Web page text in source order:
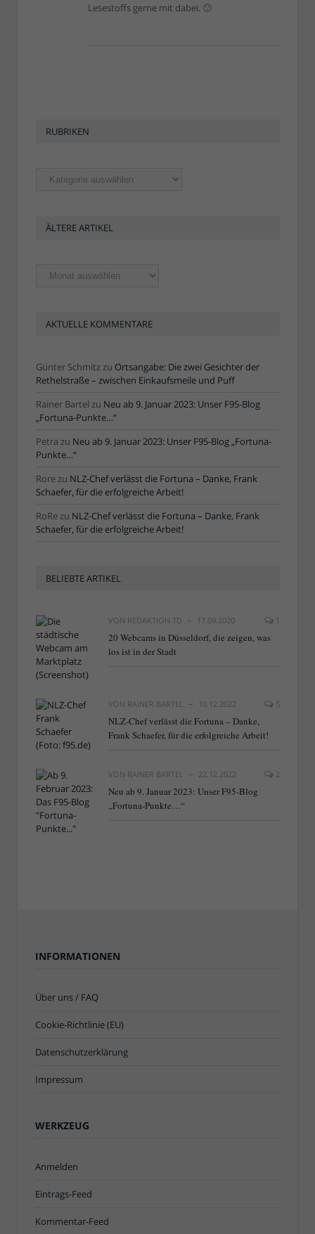
Lesestoffs gerne mit dabei. 🙂
RUBRIKEN
Rubriken
ÄLTERE ARTIKEL
Ältere
Artikel
AKTUELLE KOMMENTARE
Günter Schmitzzu Ortsangabe: Die zwei Gesichter der
Rethelstraße – zwischen Einkaufsmeile und Puff
Rainer Bartel zu Neu ab 9. Januar 2023: Unser F95-Blog
„Fortuna-Punkte…“
Petra zu Neu ab 9. Januar 2023: Unser F95-Blog „Fortuna-
Punkte…“
Rorezu NLZ-Chef verlässt die Fortuna – Danke, Frank
Schaefer, für die erfolgreiche Arbeit!
RoRezu NLZ-Chef verlässt die Fortuna – Danke, Frank
Schaefer, für die erfolgreiche Arbeit!
BELIEBTE ARTIKEL
VON REDAKTION TD 17.09.2020 1
20 Webcams in Düsseldorf, die zeigen, was
los ist in der Stadt
VON RAINER BARTEL 10.12.2022 5
NLZ-Chef verlässt die Fortuna – Danke,
Frank Schaefer, für die erfolgreiche Arbeit!
VON RAINER BARTEL 22.12.2022 2
Neu ab 9. Januar 2023: Unser F95-Blog
„Fortuna-Punkte…“
INFORMATIONEN
Über uns / FAQ
Cookie-Richtlinie (EU)
Datenschutzerklärung
Impressum
WERKZEUG
Anmelden
Eintrags-Feed
Kommentar-Feed